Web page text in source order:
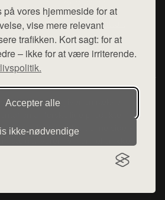
vores hjemmeside for at
vise mere relevant
trafikken. Kort sagt: for at
– ikke for at være irriterende.
Accepter alle
ikke‑nødvendige
Mail: hej@want.dk
Cookie- og privatlivspolitik
want.dk, der udgiver en række
af forskellige produkter fra
ikke varer fra denne side - vi